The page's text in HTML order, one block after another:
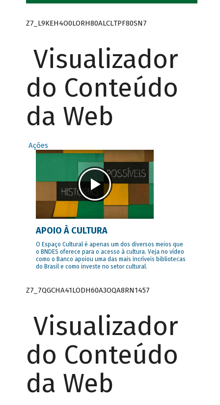
Z7_L9KEH4O0LORH80ALCLTPF80SN7
Visualizador
do Conteúdo
da Web
Ações
APOIO À CULTURA
O Espaço Cultural é apenas um dos diversos meios que
o BNDES oferece para o acesso à cultura. Veja no vídeo
como o Banco apoiou uma das mais incríveis bibliotecas
do Brasil e como investe no setor cultural.
Z7_7QGCHA41LODH60A3OQA8RN1457
Visualizador
do Conteúdo
da Web